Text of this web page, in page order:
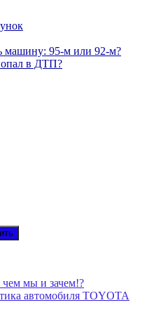
машину: 95-м или 92-м?
в ДТП?
чем мы и зачем!?
автомобиля TOYOTA